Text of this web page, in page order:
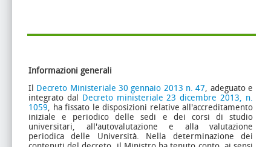
Informazioni generali
Il Decreto Ministeriale 30 gennaio 2013 n. 47, adeguato e
integrato dal Decreto ministeriale 23 dicembre 2013, n.
1059, ha fissato le disposizioni relative all'accreditamento
iniziale e periodico delle sedi e dei corsi di studio
universitari, all'autovalutazione e alla valutazione
periodica delle Università. Nella determinazione dei